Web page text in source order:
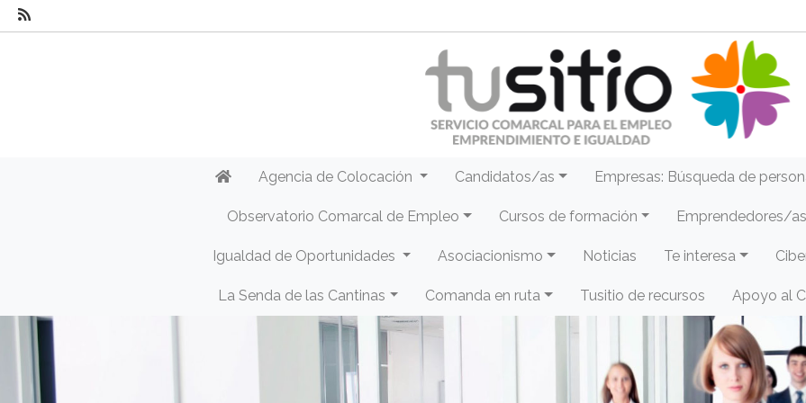
Agencia de Colocación Candidatos/as Empresas: Búsqueda de
Observatorio Comarcal de Empleo Cursos de formación Emprendedores/
Igualdad de Oportunidades Asociacionismo Noticias Te interesa
La Senda de las Cantinas Comanda en ruta Tusitio de recursos Apoyo al